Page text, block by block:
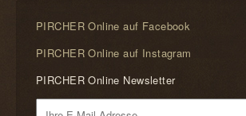
PIRCHER Online auf Facebook
PIRCHER Online auf Instagram
PIRCHER Online Newsletter